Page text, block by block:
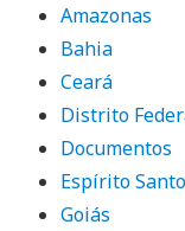
Amazonas
Bahia
Ceará
Distrito
Documentos
Espírito Santo
Goiás